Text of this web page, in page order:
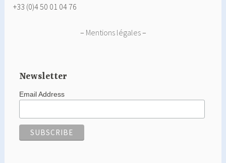
+33 (0)4 50 01 04 76
– Mentions légales–
Newsletter
Email Address